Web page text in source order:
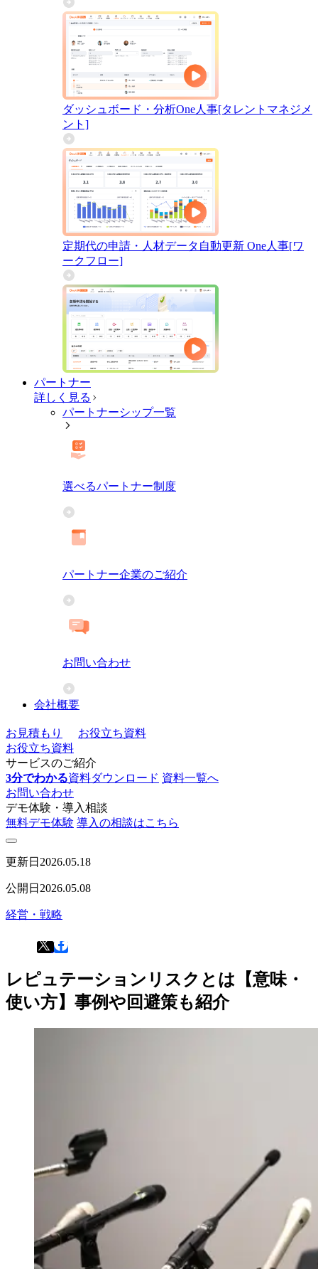
ダッシュボード・分析One人事[タレントマネジメ
ント]
定期代の申請・人材データ自動更新 One人事[ワ
ークフロー]
パートナー
詳しく見る
パートナーシップ一覧
選べるパートナー制度
パートナー企業のご紹介
お問い合わせ
会社概要
お見積もり
お役立ち資料
お役立ち資料
サービスのご紹介
3分でわかる資料ダウンロード 資料一覧へ
お問い合わせ
デモ体験・導入相談
無料デモ体験 導入の相談はこちら
更新日 2026.05.18
公開日 2026.05.08
経営・戦略
レピュテーションリスクとは【意味・
使い方】事例や回避策も紹介